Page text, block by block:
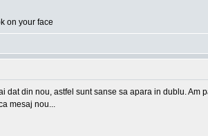
on your face
din nou, astfel sunt sanse sa apara in dublu. Am
mesaj nou...